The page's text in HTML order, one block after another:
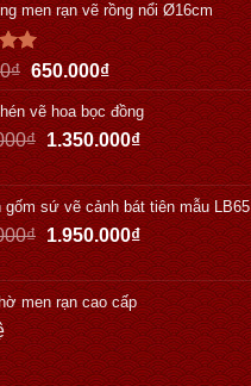
men rạn vẽ rồng nổi Ø16cm
₫ 650.000₫
vẽ hoa bọc đồng
₫ 1.350.000₫
gốm sứ vẽ cảnh bát tiên mẫu LB65
₫ 1.950.000₫
men rạn cao cấp